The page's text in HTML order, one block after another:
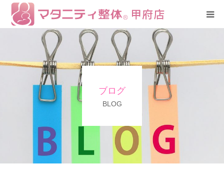
ブログ
BLOG
HOME
コース
スタッフ紹介
アクセス
全国の認定サロン